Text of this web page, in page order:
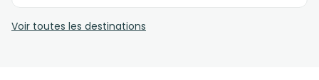
Voir toutes les destinations